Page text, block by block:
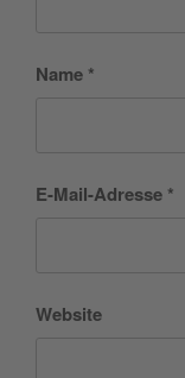
Name *
E-Mail-Adresse *
Website